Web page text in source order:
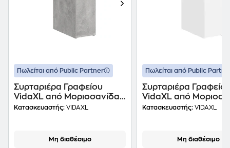
Πωλείται από Public Partner
Συρταριέρα Γραφείου
VidaXL από Μοριοσανίδα
20x45.5x60 cm - Γκρι
Κατασκευαστής: VIDAXL
Μη διαθέσιμο
Πωλείται από Public
Συρταριέρα
VidaXL από
20x45.5x60 cm -
Κατασκευαστής: VIDAXL
Μη διαθέσιμο